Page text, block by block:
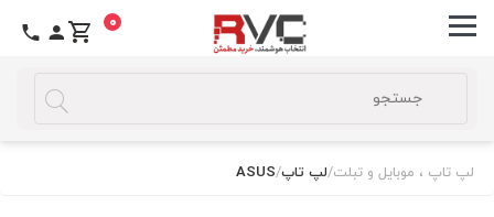
0
لپ تاپ ، موبایل و تبلت/لپ تاپ/
ASUS